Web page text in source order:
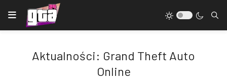
Aktualności: Grand Theft Auto
Online